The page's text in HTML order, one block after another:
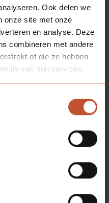
Ook delen we
onze site met onze
en analyse. Deze
combineren met andere
of die ze hebben
van hun services.
van Dooren versterkt
oor te bieden.
waarderen zijn
Zaken doen wordt
zeker meer dan een
vertrouwen,
een commercieel talent
hart. Hij heeft het
de doelen van het bedrijf
uit te zetten en daar
te nemen en duidelijke